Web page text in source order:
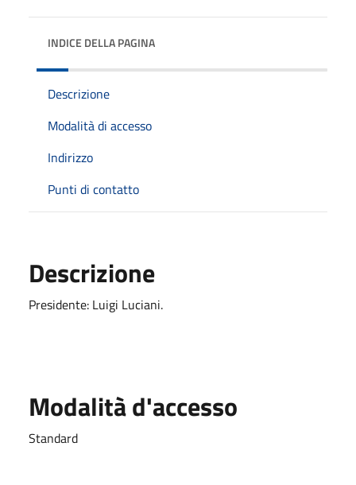
INDICE DELLA PAGINA
Descrizione
Modalità di accesso
Indirizzo
Punti di contatto
Descrizione
Presidente: Luigi Luciani.
Modalità d'accesso
Standard